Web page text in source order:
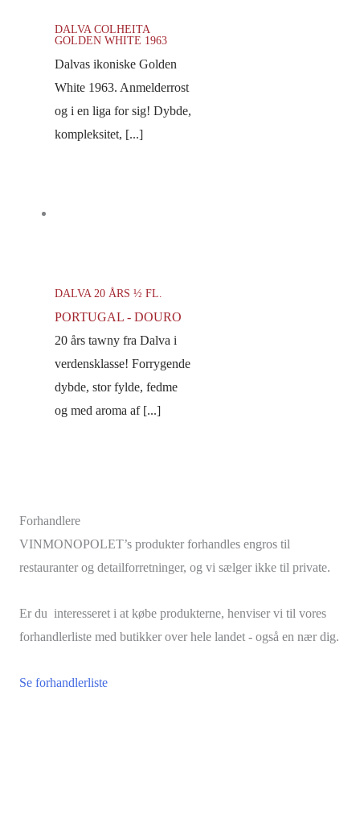
DALVA COLHEITA
GOLDEN WHITE 1963
Dalvas ikoniske Golden
White 1963. Anmelderrost
og i en liga for sig! Dybde,
kompleksitet, [...]
DALVA 20 ÅRS ½ FL.
PORTUGAL - DOURO
20 års tawny fra Dalva i
verdensklasse! Forrygende
dybde, stor fylde, fedme
og med aroma af [...]
Forhandlere
VINMONOPOLET’s produkter forhandles engros til
restauranter og detailforretninger, og vi sælger ikke til private.
Er du interesseret i at købe produkterne, henviser vi til vores
forhandlerliste med butikker over hele landet - også en nær dig.
Se forhandlerliste